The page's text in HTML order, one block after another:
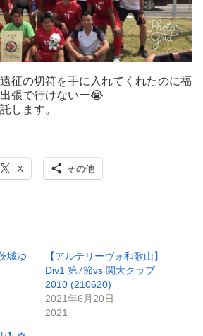
征の切符を手に入れてくれたのに福
張で行けないー😭
します。
X その他
城ゆ
【アルテリーヴォ和歌山】
Div1 第7節vs 関大クラブ
2010 (210620)
2021年6月20日
2021